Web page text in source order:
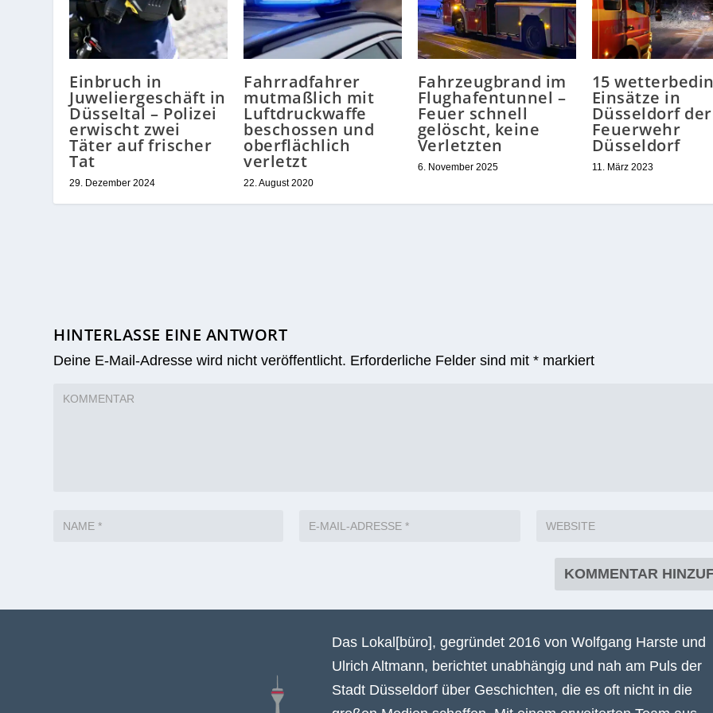
Einbruch in
Juweliergeschäft in
Düsseltal – Polizei
erwischt zwei
Täter auf frischer
Tat
29. Dezember 2024
Fahrradfahrer
mutmaßlich mit
Luftdruckwaffe
beschossen und
oberflächlich
verletzt
22. August 2020
Fahrzeugbrand im
Flughafentunnel –
Feuer schnell
gelöscht, keine
Verletzten
6. November 2025
15
Einsätze in
Düsseldorf der
Feuerwehr
Düsseldorf
11. März 2023
HINTERLASSE EINE ANTWORT
Deine E-Mail-Adresse wird nicht veröffentlicht. Erforderliche Felder sind mit* markiert
Das Lokal[büro], gegründet 2016 von Wolfgang Harste und
Ulrich Altmann, berichtet unabhängig und nah am Puls der
Stadt Düsseldorf über Geschichten, die es oft nicht in die